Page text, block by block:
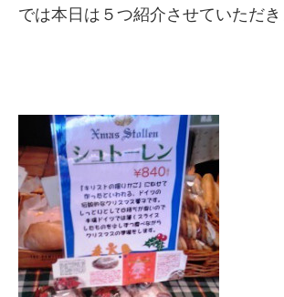
では本日は５つ紹介させていただ